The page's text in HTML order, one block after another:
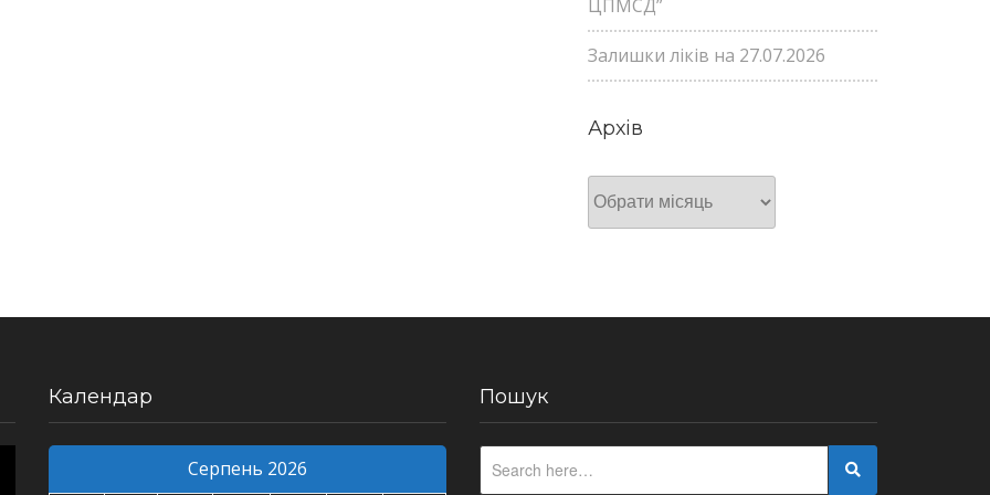
ЦПМСД”
Залишки ліків на 27.07.2026
Архів
Архів
Календар
Серпень 2026
Пошук